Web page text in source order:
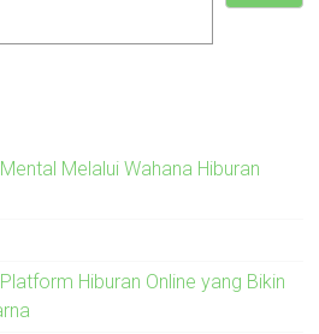
Melalui Wahana Hiburan
Hiburan Online yang Bikin